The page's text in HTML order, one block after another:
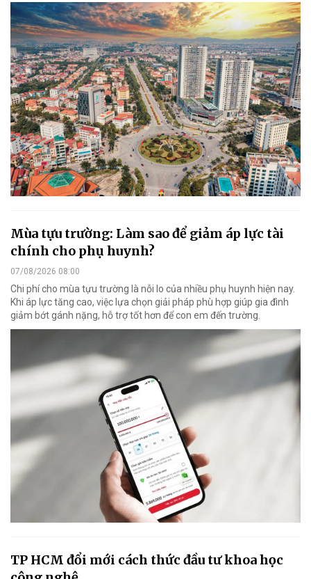
Mùa tựu trường: Làm sao để giảm áp lực tài
chính cho phụ huynh?
07/08/2026 08:00
Chi phí cho mùa tựu trường là nỗi lo của nhiều phụ huynh hiện nay.
Khi áp lực tăng cao, việc lựa chọn giải pháp phù hợp giúp gia đình
giảm bớt gánh nặng, hỗ trợ tốt hơn để con em đến trường.
TP HCM đổi mới cách thức đầu tư khoa học